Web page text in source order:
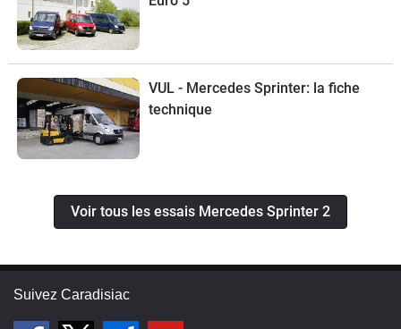
VUL - Mercedes Sprinter: la fiche
technique
Voir tous les essais Mercedes Sprinter 2
Suivez Caradisiac